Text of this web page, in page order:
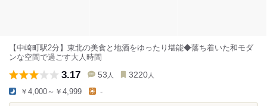
【中崎町駅2分】東北の美食と地酒をゆったり堪能◆落ち着いた和モダ
ンな空間で過ごす大人時間
3.17 53 人 3220 人
￥4,000～￥4,999 -